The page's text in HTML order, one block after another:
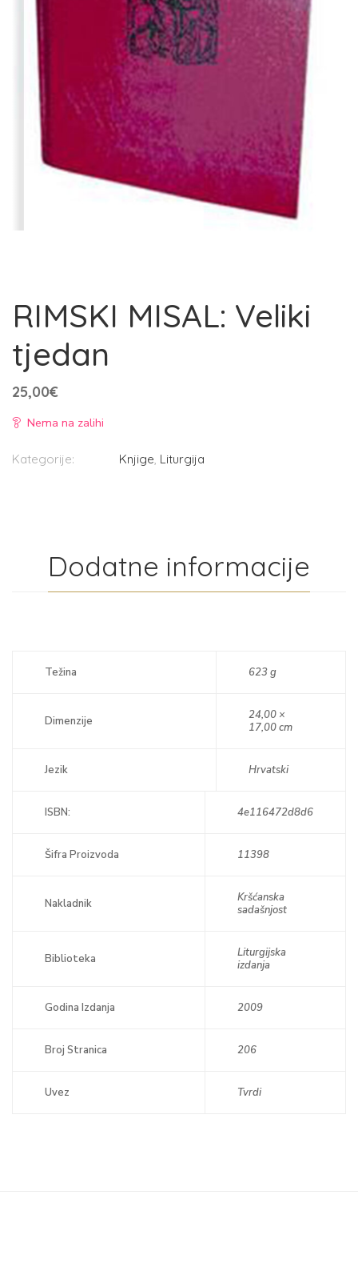
RIMSKI MISAL: Veliki
tjedan
25,00€
Nema na zalihi
Kategorije: Knjige, Liturgija
Dodatne informacije
Težina 623 g
Dimenzije
24,00 ×
17,00 cm
Jezik Hrvatski
ISBN: 4e116472d8d6
Šifra Proizvoda 11398
Nakladnik
Kršćanska
sadašnjost
Biblioteka
Liturgijska
izdanja
Godina Izdanja 2009
Broj Stranica 206
Uvez Tvrdi